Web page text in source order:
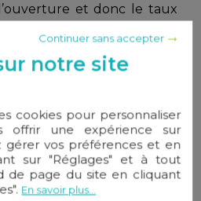
et donc le taux
sont lus en moins de 4 min.
est donc considérable.
: un canal efficace et
en place, , le sms
de communication
Continuer sans accepter
notre site
cookies pour personnaliser
offrir une expérience sur
gérer vos préférences et en
sur "Réglages" et à tout
de page du site en cliquant
En savoir plus...